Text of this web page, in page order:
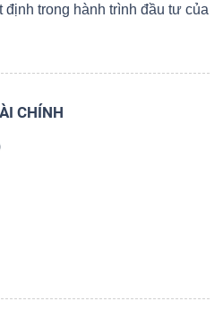
định trong hành trình đầu tư của
CHÍNH